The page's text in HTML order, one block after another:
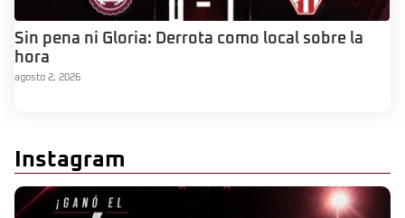
Sin pena ni Gloria: Derrota como local sobre la
hora
agosto 2, 2026
Instagram